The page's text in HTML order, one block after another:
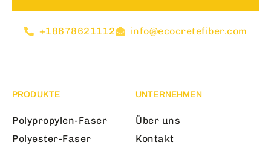
+18678621112 info@ecocretefiber.com
PRODUKTE
Polypropylen-Faser
Polyester-Faser
UNTERNEHMEN
Über uns
Kontakt